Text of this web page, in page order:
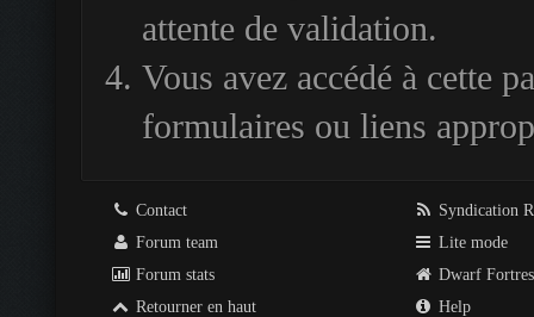
attente de validation.
Vous avez accédé à cette
formulaires ou liens
Contact
Forum team
Forum stats
Retourner en haut
Syndication
Lite mode
Dwarf
Help